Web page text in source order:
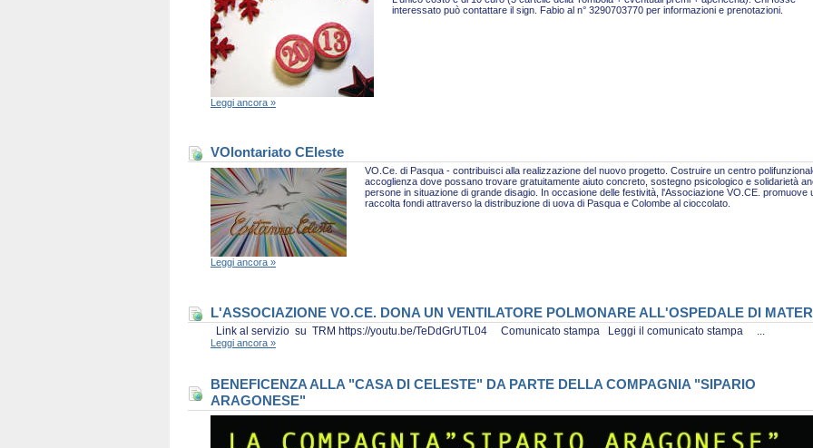
interessato può contattare il sign. Fabio al n° 3290703770 per informazioni e prenotazioni.
Leggi ancora »
VOlontariato CEleste
VO.Ce. di Pasqua - contribuisci alla realizzazione del nuovo progetto. Costruire un centro
accoglienza dove possano trovare gratuitamente aiuto concreto, sostegno psicologico e solidarietà
persone in situazione di grande disagio. In occasione delle festività, l'Associazione VO.CE. promuove
raccolta fondi attraverso la distribuzione di uova di Pasqua e Colombe al cioccolato.
Leggi ancora »
L'ASSOCIAZIONE VO.CE. DONA UN VENTILATORE POLMONARE ALL'OSPEDALE DI
Link al servizio su TRM https://youtu.be/TeDdGrUTL04 Comunicato stampa Leggi il comunicato stampa ...
Leggi ancora »
BENEFICENZA ALLA "CASA DI CELESTE" DA PARTE DELLA COMPAGNIA "SIPARIO
ARAGONESE"